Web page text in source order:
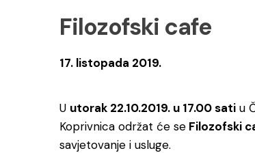
Filozofski cafe
17. listopada 2019.
U utorak 22.10.2019. u 17.00 sati u
Koprivnica održat će se Filozofski
savjetovanje i usluge.